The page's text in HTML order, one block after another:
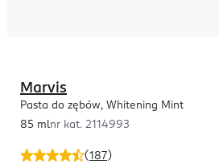
(187)
Marvis
Pasta do zębów, Whitening Mint
85 mlnr kat. 2114993